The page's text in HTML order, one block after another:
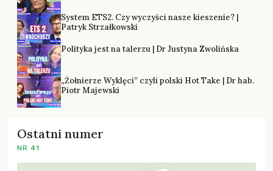
System ETS2. Czy wyczyści nasze kieszenie? |
Patryk Strzałkowski
Polityka jest na talerzu | Dr Justyna Zwolińska
„Żołnierze Wyklęci” czyli polski Hot Take | Dr hab.
Piotr Majewski
Ostatni numer
NR 41